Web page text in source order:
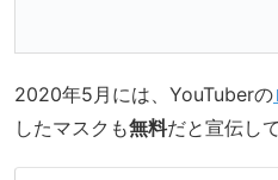
2020年5月には、YouTuberの
したマスクも無料だと宣伝し